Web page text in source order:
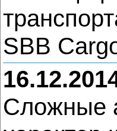
SBB
Сложные